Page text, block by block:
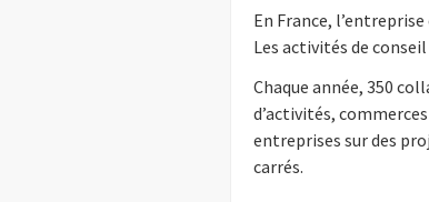
En France,
Les activités de
Chaque année, 350
d’activités,
entreprises sur des
carrés.